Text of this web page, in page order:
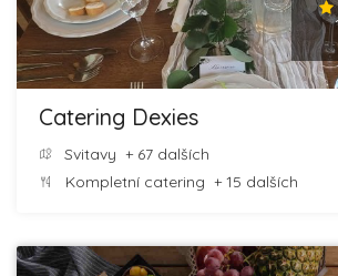
Catering Dexies
Svitavy + 67 dalších
Kompletní catering + 15 dalších